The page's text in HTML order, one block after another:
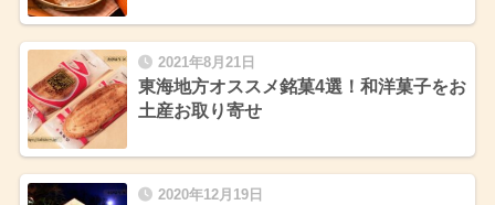
2021年8月21日
東海地方オススメ銘菓4選！和洋菓子をお
土産お取り寄せ
2020年12月19日